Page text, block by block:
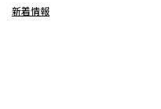
新着情報